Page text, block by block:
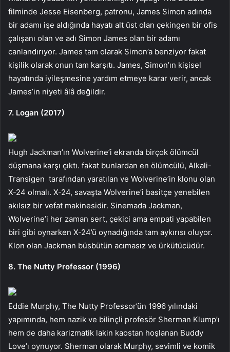
filminde Jesse Eisenberg, patronu, James Simon adında
bir adamı işe aldığında hayatı alt üst olan çekingen bir ofis
çalışanı olan ve adı Simon James olan bir adamı
canlandırıyor. James tam olarak Simon’a benziyor fakat
kişilik olarak onun tam karşıtı. James, Simon’ın kişisel
hayatında iyileşmesine yardım etmeye karar verir, ancak
James’in niyeti âlâ değildir.
7. Logan (2017)
Hugh Jackman’ın Wolverine’i ekranda birçok ölümcül
düşmana karşı çıktı. fakat bunlardan en ölümcülü, Alkali-
Transigen tarafından yaratılan ve Wolverine’in klonu olan
X-24 olmalı. X-24, savaşta Wolverine’i basitçe yenebilen
akılsız bir vefat makinesidir. Sinemada Jackman,
Wolverine’i her zaman sert, çekici ama empati yapabilen
biri gibi oynarken X-24’ü oynadığında tam aykırısı oluyor.
Klon olan Jackman büsbütün acımasız ve ürkütücüdür.
8. The Nutty Professor (1996)
Eddie Murphy, The Nutty Professor’ün 1996 yılındaki
yapımında, hem nazik ve bilinçli profesör Sherman Klump’ı
hem de daha karizmatik lakin kaostan hoşlanan Buddy
Love’ı oynuyor. Sherman olarak Murphy, sevimli ve komik